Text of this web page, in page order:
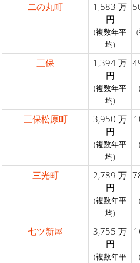
二の丸町
1,583 万
円
(複数年平
均)
三保
1,394 万
円
(複数年平
均)
三保松原町
3,950 万
円
(複数年平
均)
三光町
2,789 万
円
(複数年平
均)
七ツ新屋
3,755 万
円
(複数年平